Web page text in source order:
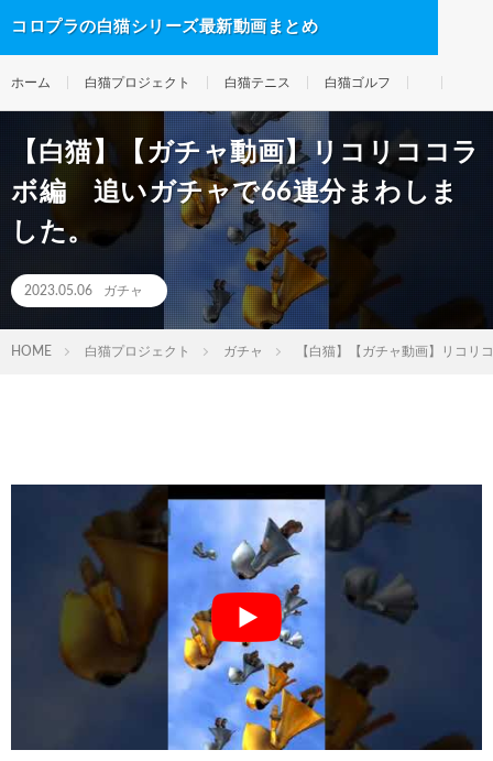
コロプラの白猫シリーズ最新動画まとめ
ホーム 白猫プロジェクト 白猫テニス 白猫ゴルフ
【白猫】【ガチャ動画】リコリココラ
ボ編 追いガチャで66連分まわしま
した。
2023.05.06 ガチャ
HOME 白猫プロジェクト ガチャ 【白猫】【ガチャ動画】リコ